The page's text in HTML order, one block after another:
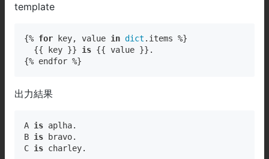
template
{% for key, value in dict .items %}
  {{ key }}
is {{ value }}.
{% endfor %}
出力結果
A is aplha.
B is bravo.
C is charley.